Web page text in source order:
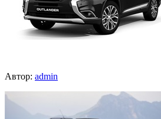
Автор: admin